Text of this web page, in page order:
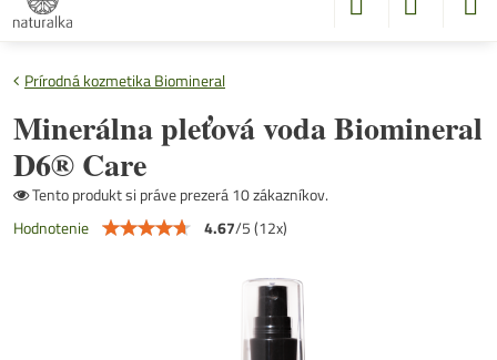
Prírodná kozmetika Biomineral
Minerálna pleťová voda Biomineral
D6® Care
Tento produkt si práve prezerá 10 zákazníkov.
Hodnotenie
4.67/5(12x)